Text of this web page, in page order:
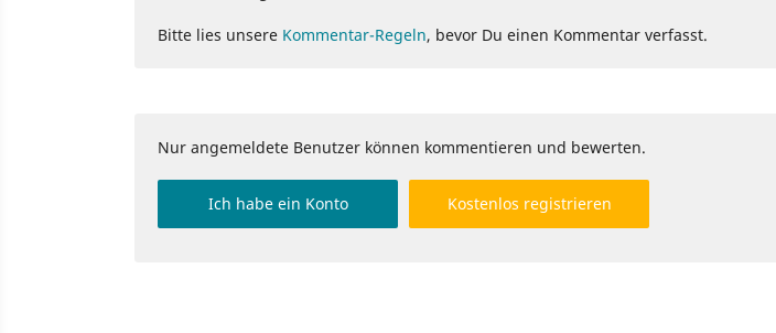
Bitte lies unsere Kommentar-Regeln, bevor Du einen Kommentar verfasst.
Nur angemeldete Benutzer können kommentieren und bewerten.
Ich habe ein Konto Kostenlos registrieren